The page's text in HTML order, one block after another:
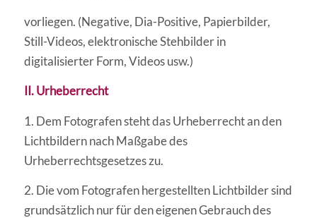
vorliegen. (Negative, Dia-Positive, Papierbilder,
Still-Videos, elektronische Stehbilder in
digitalisierter Form, Videos usw.)
II. Urheberrecht
1. Dem Fotografen steht das Urheberrecht an den
Lichtbildern nach Maßgabe des
Urheberrechtsgesetzes zu.
2. Die vom Fotografen hergestellten Lichtbilder sind
grundsätzlich nur für den eigenen Gebrauch des